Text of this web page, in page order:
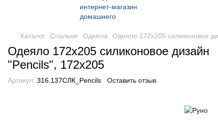
Каталог Спальня Одеяла Одеяло 172х205 силиконовое
Одеяло 172х205 силиконовое дизайн
"Pencils", 172x205
Артикул: 316.137СЛК_Pencils Оставить отзыв